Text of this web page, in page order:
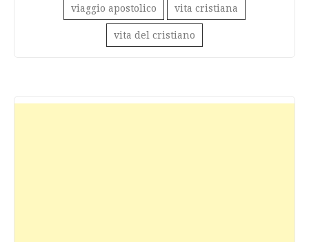
viaggio apostolico vita cristiana
vita del cristiano